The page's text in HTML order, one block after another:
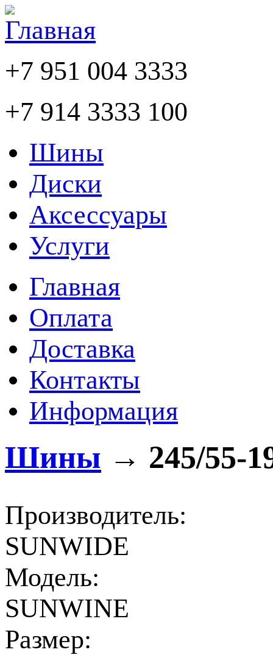
+7 951 004 3333
+7 914 3333 100
Шины
Диски
Аксессуары
Услуги
Главная
Оплата
Доставка
Контакты
Информация
Шины → 245/55-
Производитель:
SUNWIDE
Модель:
SUNWINE
Размер: